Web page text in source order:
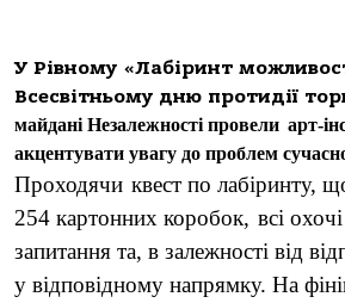
У Рівному «Лабіринт
Всесвітньому дню протидії
майдані Незалежності провели арт-
акцентувати увагу до проблем
Проходячи квест по лабіринту,
254 картонних коробок, всі
запитання та, в залежності від
у відповідному напрямку. На